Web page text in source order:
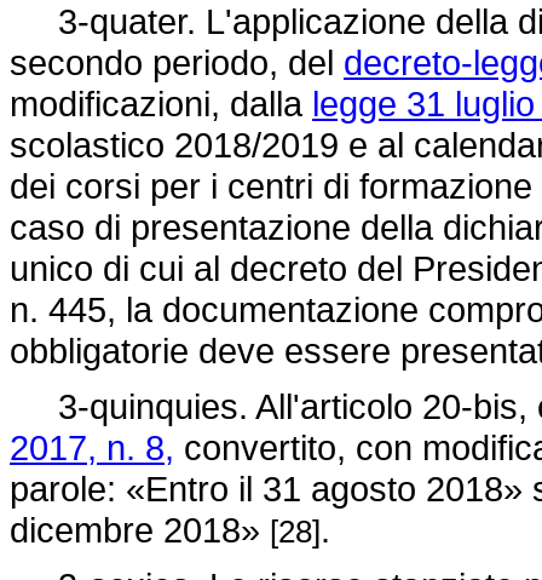
3-quater. L'applicazione della
secondo periodo, del decreto-
modificazioni, dalla legge 31
scolastico 2018/2019 e al
dei corsi per i centri di
caso di presentazione della
unico di cui al decreto del
n. 445, la documentazione
obbligatorie deve essere
3-quinquies. All'articolo 20-bis,
2017, n. 8, convertito, con
parole: «Entro il 31 agosto
dicembre 2018» [28].